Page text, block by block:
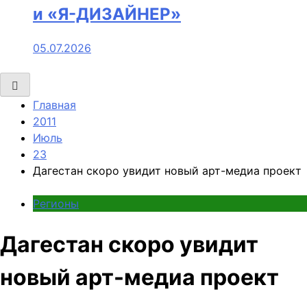
и «Я-ДИЗАЙНЕР»
05.07.2026
Главная
2011
Июль
23
Дагестан скоро увидит новый арт-медиа проект
Регионы
Дагестан скоро увидит
новый арт-медиа проект